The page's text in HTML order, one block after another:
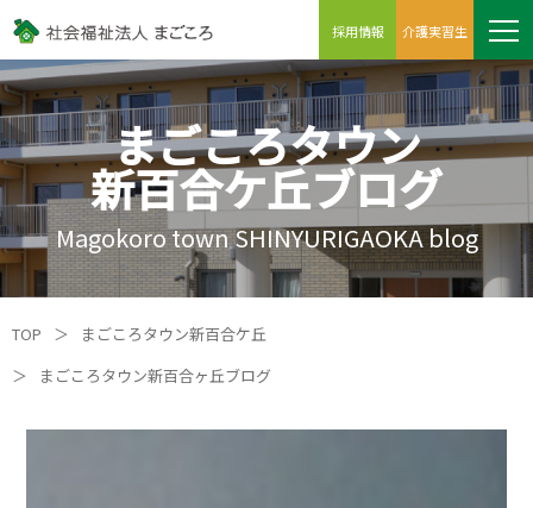
採用情報 介護実習生
まごころタウン
新百合ケ丘ブログ
Magokoro town SHINYURIGAOKA blog
TOP ＞
まごころタウン新百合ケ丘
＞
まごころタウン新百合ヶ丘ブログ